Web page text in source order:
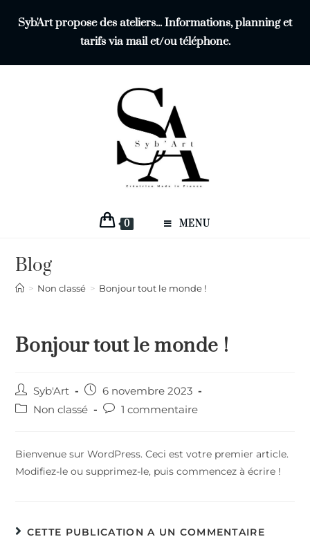
Syb'Art propose des ateliers... Informations, planning et
tarifs via mail et/ou téléphone.
0 MENU
Blog
> Non classé > Bonjour tout le monde !
Bonjour tout le monde !
Syb'Art
6 novembre 2023
Non classé
1 commentaire
Bienvenue sur WordPress. Ceci est votre premier article.
Modifiez-le ou supprimez-le, puis commencez à écrire !
CETTE PUBLICATION A UN COMMENTAIRE